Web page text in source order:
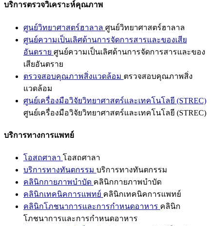
บริการตรวจวิเคราะห์คุณภาพ
ศูนย์วิทยาศาสตร์ฮาลาล ศูนย์วิทยาศาสตร์ฮาลาล
ศูนย์ความเป็นเลิศด้านการจัดการสารและของเสีย
อันตราย ศูนย์ความเป็นเลิศด้านการจัดการสารและของ
เสียอันตราย
ตรวจสอบคุณภาพสิ่งแวดล้อม ตรวจสอบคุณภาพสิ่ง
แวดล้อม
ศูนย์เครื่องมือวิจัยวิทยาศาสตร์และเทคโนโลยี (STREC)
ศูนย์เครื่องมือวิจัยวิทยาศาสตร์และเทคโนโลยี (STREC)
บริการทางการแพทย์
โอสถศาลา โอสถศาลา
บริการทางทันตกรรม บริการทางทันตกรรม
คลินิกกายภาพบำบัด คลินิกกายภาพบำบัด
คลินิกเทคนิคการแพทย์ คลินิกเทคนิคการแพทย์
คลินิกโภชนาการและการกำหนดอาหาร คลินิก
โภชนาการและการกำหนดอาหาร